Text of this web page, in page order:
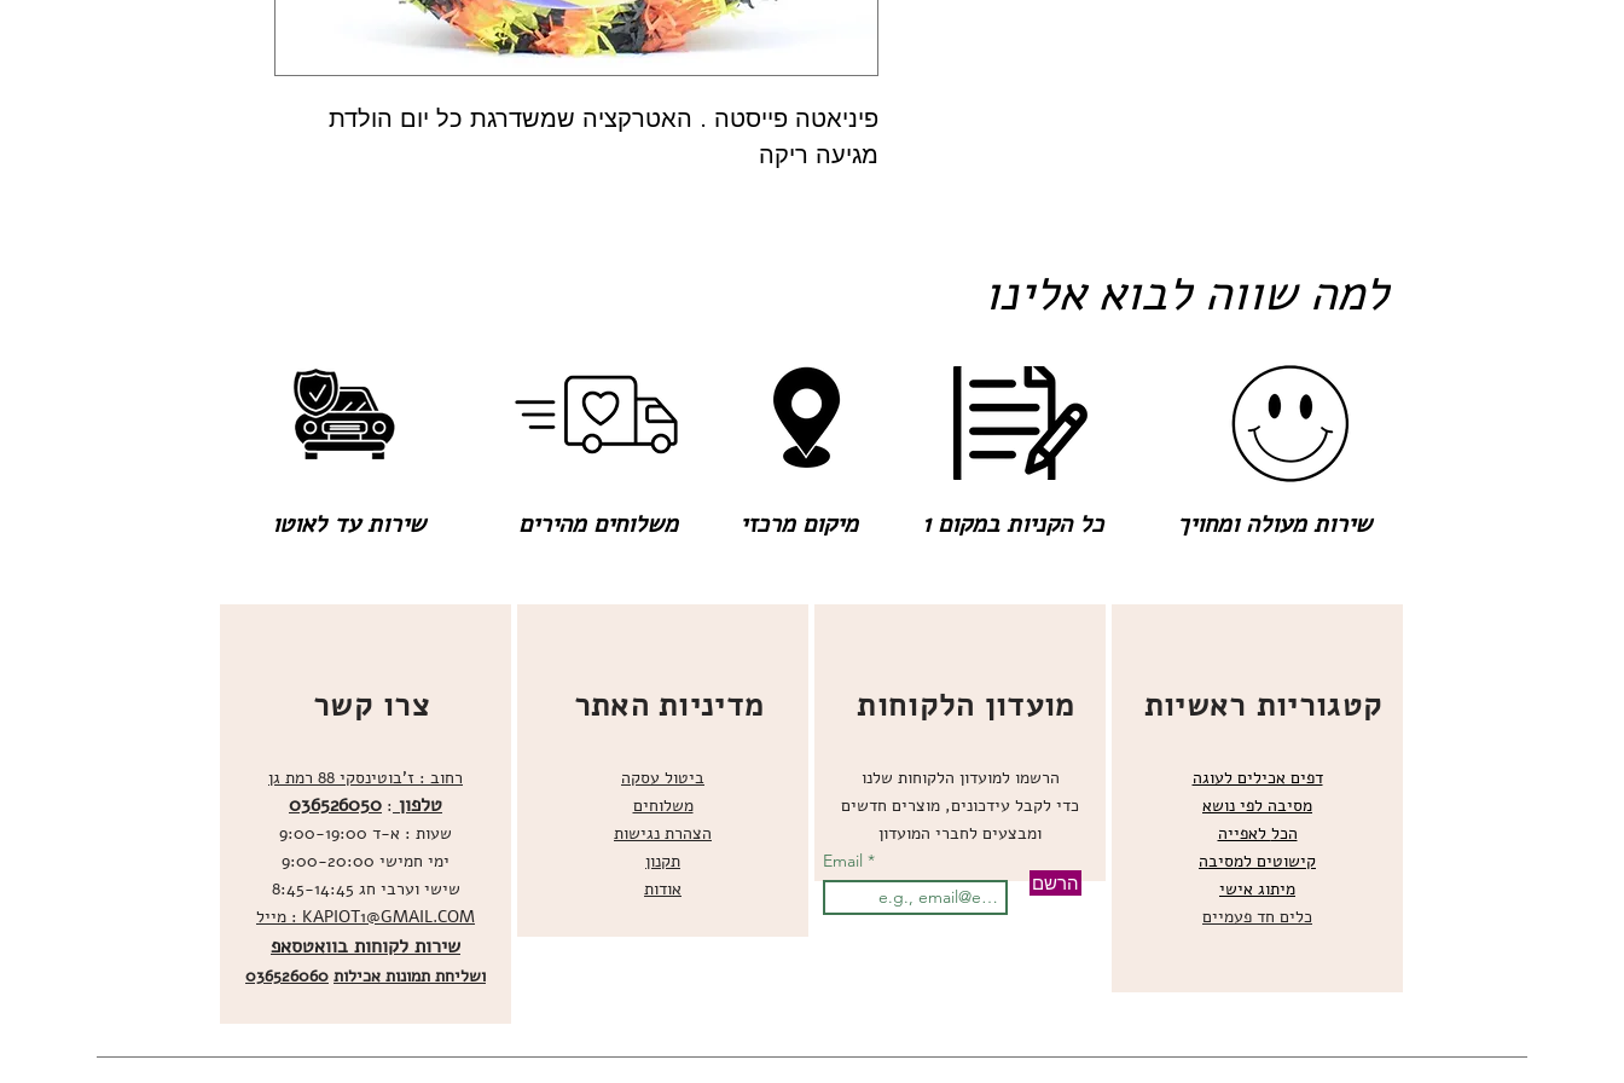
פיניאטה פייסטה . האטרקציה שמשדרגת כל יום הולדת
מגיעה ריקה
שירות עד לאוטו משלוחים מהירים
למה שווה לבוא אלינו
מיקום מרכזי כל הקניות במקום 1 שירות מעולה ומחויך
צרו קשר
רחוב : ז'בוטינסקי 88 רמת גן
טלפון :
036526050
שעות : א-ד 9:00-19:00
ימי חמישי 9:00-20:00
שישי וערבי חג 8:45-14:45
מייל : KAPIOT1@GMAIL.COM
שירות לקוחות בוואטסאפ
ושליחת תמונות אכילות 036526060
מדיניות האתר
ביטול עסקה
משלוחים
הצהרת נגישות
תקנון
אודות
מועדון הלקוחות
הרשמו למועדון הלקוחות שלנו
כדי לקבל עידכונים, מוצרים חדשים
ומבצעים לחברי המועדון
קטגוריות ראשיות
דפים אכילים לעוגה
מסיבה לפי נושא
הכל לאפייה
קישוטים למסיבה
מיתוג אישי
כלים חד פעמיים
Email
הרשם